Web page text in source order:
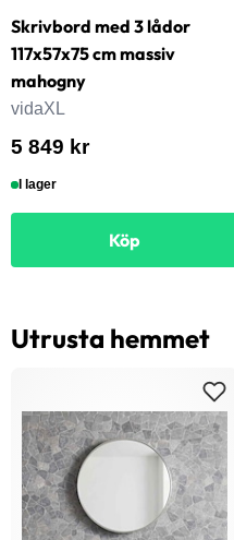
Skrivbord med 3 lådor
117x57x75 cm massiv
mahogny
vidaXL
5 849 kr
I lager
Köp
Utrusta hemmet